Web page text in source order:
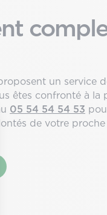
un service
êtes confronté à la
05 54 54 54 53
de votre